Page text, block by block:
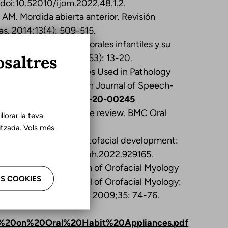
ijom.2022.48.1.2.
Mordida abierta anterior. Revisión
2014;13(4): 509-515.
de hábitos orales infantiles y su
Primaria. 2012;14(53): 13-20.
Devices Used in Pathology
Literature. American Journal of Speech-
2020_AJSLP-20-00245
tests: a literature review. BMC Oral
breathing on dentofacial development:
doi:10.3389/fpubh.2022.929165.
Association of Orofacial Myology
International Journal of Orofacial Myology:
of Orofacial Myology. 2009;35: 74-76.
la teva
Vols més
COOKIES